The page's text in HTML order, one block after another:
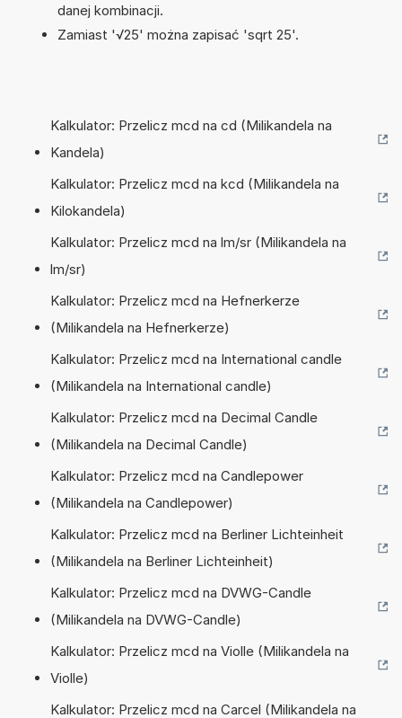
danej kombinacji.
Zamiast '√25' można zapisać 'sqrt 25'.
Kalkulator: Przelicz mcd na cd (Milikandela na
Kandela)
Kalkulator: Przelicz mcd na kcd (Milikandela na
Kilokandela)
Kalkulator: Przelicz mcd na lm/sr (Milikandela na
lm/sr)
Kalkulator: Przelicz mcd na Hefnerkerze
(Milikandela na Hefnerkerze)
Kalkulator: Przelicz mcd na International candle
(Milikandela na International candle)
Kalkulator: Przelicz mcd na Decimal Candle
(Milikandela na Decimal Candle)
Kalkulator: Przelicz mcd na Candlepower
(Milikandela na Candlepower)
Kalkulator: Przelicz mcd na Berliner Lichteinheit
(Milikandela na Berliner Lichteinheit)
Kalkulator: Przelicz mcd na DVWG-Candle
(Milikandela na DVWG-Candle)
Kalkulator: Przelicz mcd na Violle (Milikandela na
Violle)
Kalkulator: Przelicz mcd na Carcel (Milikandela na